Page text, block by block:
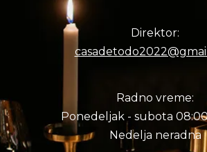
Direktor:
Radno vreme:
Ponedeljak - subota
Nedelja neradna